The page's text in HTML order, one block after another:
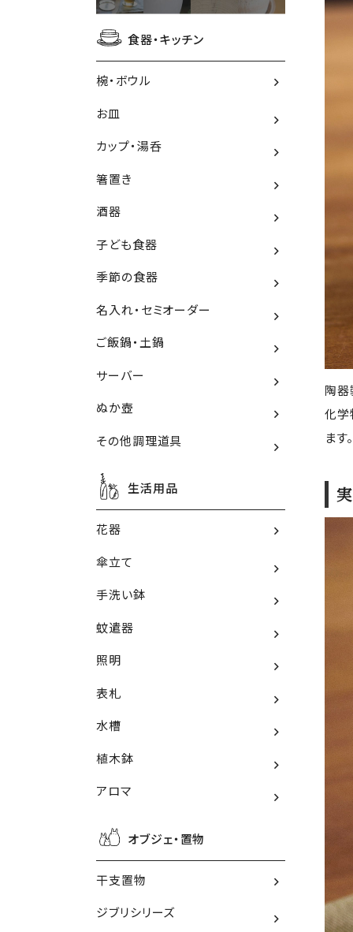
食器・キッチン
椀・ボウル
お皿
カップ・湯呑
箸置き
酒器
子ども食器
季節の食器
名入れ・セミオーダー
ご飯鍋・土鍋
サーバー
ぬか壺
その他調理道具
生活用品
花器
傘立て
手洗い鉢
蚊遣器
照明
表札
水槽
植木鉢
アロマ
オブジェ・置物
干支置物
ジブリシリーズ
陶器
化学
ます。